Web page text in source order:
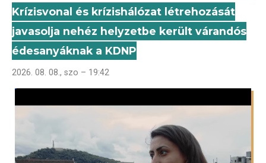
Krízisvonal és krízishálózat létrehozását
javasolja nehéz helyzetbe került várandós
édesanyáknak a KDNP
2026. 08. 08., szo – 19:42